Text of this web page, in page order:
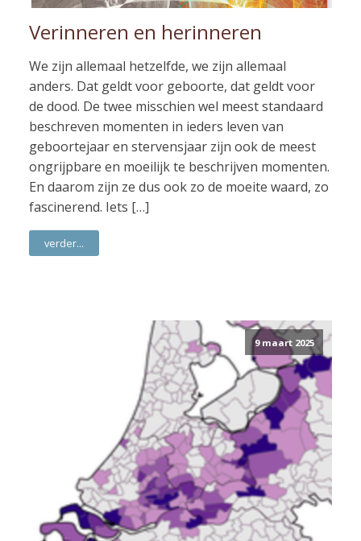
Verinneren en herinneren
We zijn allemaal hetzelfde, we zijn allemaal
anders. Dat geldt voor geboorte, dat geldt voor
de dood. De twee misschien wel meest standaard
beschreven momenten in ieders leven van
geboortejaar en stervensjaar zijn ook de meest
ongrijpbare en moeilijk te beschrijven momenten.
En daarom zijn ze dus ook zo de moeite waard, zo
fascinerend. Iets […]
verder...
9 maart 2025